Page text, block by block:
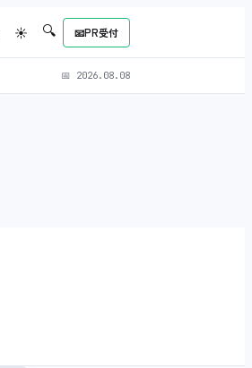
☀ 🔍 📧PR受付
📅 2026.08.08